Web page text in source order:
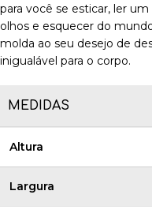
para você se esticar, ler
olhos e esquecer do
molda ao seu desejo de
inigualável para o corpo.
MEDIDAS
Altura
Largura